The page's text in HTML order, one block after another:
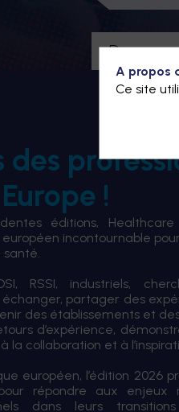
Devenez
!
éditions, Healthcare
incontournable
RSSI, industriels,
échanger, partager des
des établissements et
d’expérience,
la collaboration et à
européen, l’édition 2026
répondre aux enjeux
dans leurs transitions
A propos
Ce site